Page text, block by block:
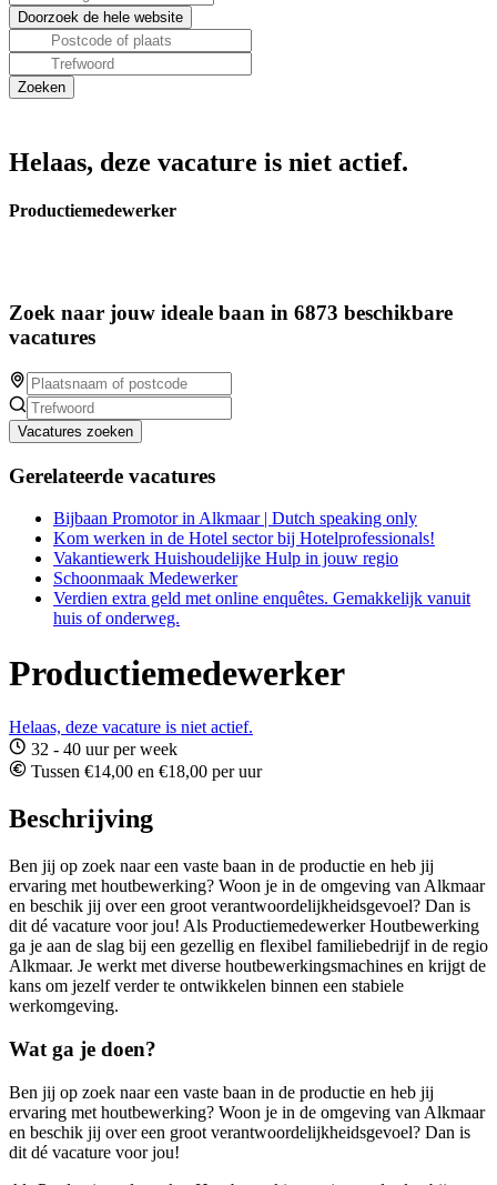
Helaas, deze vacature is niet actief.
Productiemedewerker
Zoek naar jouw ideale baan in 6873 beschikbare
vacatures
Vacatures zoeken
Gerelateerde vacatures
Bijbaan Promotor in Alkmaar | Dutch speaking only
Kom werken in de Hotel sector bij Hotelprofessionals!
Vakantiewerk Huishoudelijke Hulp in jouw regio
Schoonmaak Medewerker
Verdien extra geld met online enquêtes. Gemakkelijk vanuit
huis of onderweg.
Productiemedewerker
Helaas, deze vacature is niet actief.
32 - 40 uur per week
Tussen €14,00 en €18,00 per uur
Beschrijving
Ben jij op zoek naar een vaste baan in de productie en heb jij
ervaring met houtbewerking? Woon je in de omgeving van Alkmaar
en beschik jij over een groot verantwoordelijkheidsgevoel? Dan is
dit dé vacature voor jou! Als Productiemedewerker Houtbewerking
ga je aan de slag bij een gezellig en flexibel familiebedrijf in de regio
Alkmaar. Je werkt met diverse houtbewerkingsmachines en krijgt de
kans om jezelf verder te ontwikkelen binnen een stabiele
werkomgeving.
Wat ga je doen?
Ben jij op zoek naar een vaste baan in de productie en heb jij
ervaring met houtbewerking? Woon je in de omgeving van Alkmaar
en beschik jij over een groot verantwoordelijkheidsgevoel? Dan is
dit dé vacature voor jou!